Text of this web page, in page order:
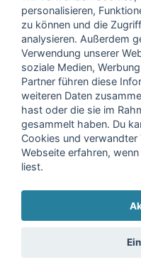
Ich stimme der
Einwilligungserklärung
beschrieben, zu und
vollendet habe. Ich
Wirkung für die Zukunft
finden Sie in unserer
Copyright © 2026 fitnessmarkt.de
personalisieren,
zu können und die
analysieren. Außerdem
Verwendung unserer
soziale Medien,
Partner führen diese
weiteren Daten
hast oder die sie im
gesammelt haben. Du
Cookies und
Webseite erfahren,
liest.